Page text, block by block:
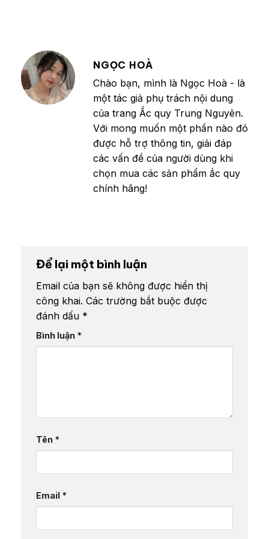
NGỌC HOÀ
Chào bạn, mình là Ngọc Hoà - là
một tác giả phụ trách nội dung
của trang Ắc quy Trung Nguyên.
Với mong muốn một phần nào đó
được hỗ trợ thông tin, giải đáp
các vấn đề của người dùng khi
chọn mua các sản phẩm ắc quy
chính hãng!
Để lại một bình luận
Email của bạn sẽ không được hiển thị
công khai. Các trường bắt buộc được
đánh dấu *
Bình luận *
Tên *
Email *